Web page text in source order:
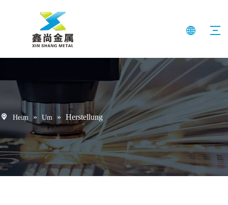
Heim » Um » Herstellung